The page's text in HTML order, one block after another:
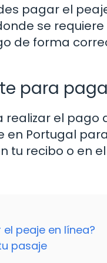
pagar el
se
de forma
para
realizar el
Portugal
tu recibo o en
peaje en línea?
pasaje